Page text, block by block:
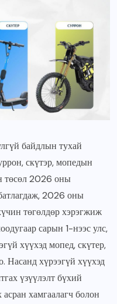
байдлын тухай
скүтэр, мопедын
төсөл 2026 оны
2026 оны
төгөлдөр хэрэгжиж
сарын 1-нээс улс,
хүүхэд мопед, скүтер,
Насанд хүрээгүй хүүхэд
үзүүлэлт бүхий
асран хамгаалагч болон